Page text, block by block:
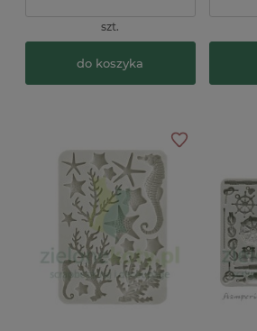
szt.
do koszyka